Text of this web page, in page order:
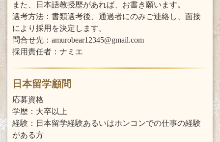
また、日本語教授歴があれば、お書き願います。
選考方法：書類選考後、通過者にのみご連絡し、面接
により採用を決定します。
問合せ先：amurobear12345@gmail.com
採用責任者：ナミエ
日本留学顧問
応募資格
学歴：大卒以上
経験：日本留学経験あるいはホンコンでの仕事の経験
がある方